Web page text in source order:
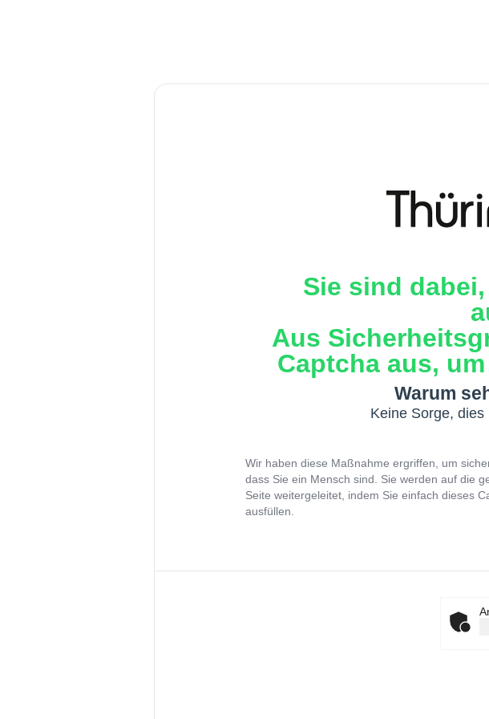
Sie sind
Aus
Captcha aus,
Warum
Keine Sorge,
Wir haben diese Maßnahme ergriffen, um
dass Sie ein Mensch sind. Sie werden auf die
Seite weitergeleitet, indem Sie einfach dieses
ausfüllen.